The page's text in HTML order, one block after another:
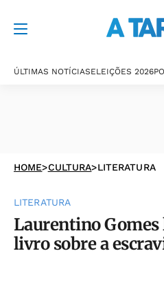
ÚLTIMAS NOTÍCIASELEIÇÕES 2026
HOME>CULTURA>LITERATURA
LITERATURA
Laurentino Gomes
livro sobre a